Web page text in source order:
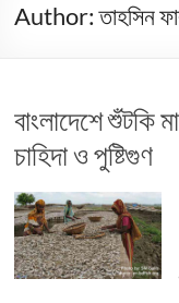
Author:তাহসিন
বাংলাদেশে শুঁটকি
চাহিদা ও পুষ্টিগুণ